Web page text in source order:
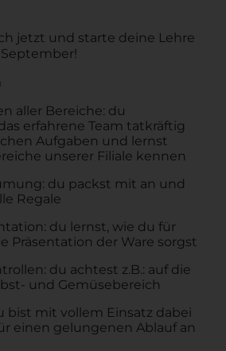
jetzt und starte deine Lehre
aller Bereiche: du
erfahrene Team tatkräftig
Aufgaben und lernst
unserer Filiale kennen
du packst mit an und
Regale
du lernst, wie du für
Präsentation der Ware sorgst
du achtest z.B.: auf die
und Gemüsebereich
bist mit vollem Einsatz dabei
einen gelungenen Ablauf an